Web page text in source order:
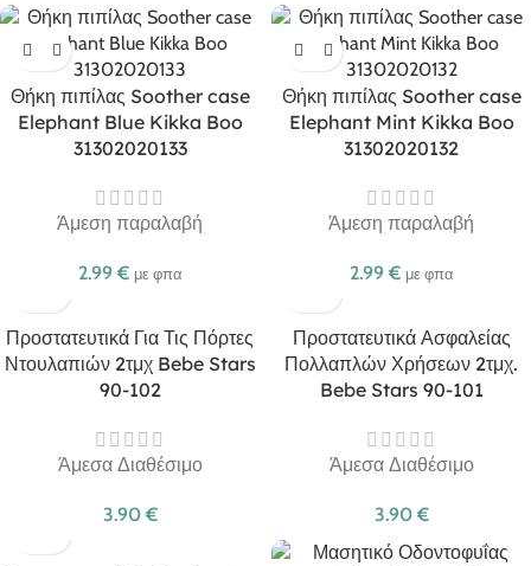
Θήκη πιπίλας Soother case
Elephant Blue Kikka Boo
31302020133
Άμεση παραλαβή
2.99 € με φπα
Θήκη πιπίλας Soother case
Elephant Mint Kikka Boo
31302020132
Άμεση παραλαβή
2.99 € με φπα
Προστατευτικά Για Τις Πόρτες
Ντουλαπιών 2τμχ Bebe Stars
90-102
Άμεσα Διαθέσιμο
3.90 €
Προστατευτικά Ασφαλείας
Πολλαπλών Χρήσεων 2τμχ.
Bebe Stars 90-101
Άμεσα Διαθέσιμο
3.90 €